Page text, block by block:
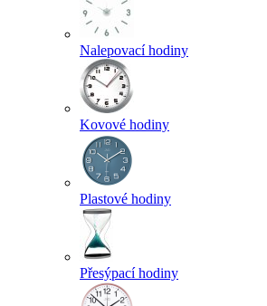
Nalepovací hodiny
Kovové hodiny
Plastové hodiny
Přesýpací hodiny